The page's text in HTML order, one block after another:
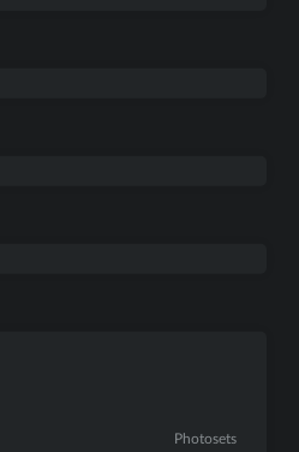
Photosets